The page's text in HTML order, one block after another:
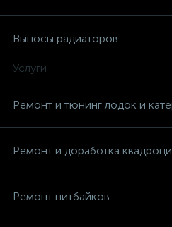
Выносы радиаторов
Услуги
Ремонт и тюнинг лодок и
Ремонт и доработка
Ремонт питбайков